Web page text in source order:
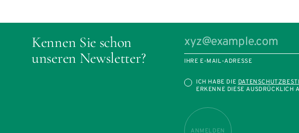
Kennen Sie schon
unseren Newsletter?
IHRE E-MAIL-ADRESSE
ICH HABE DIE
ERKENNE DIESE AUSDRÜCKLICH
ANMELDEN